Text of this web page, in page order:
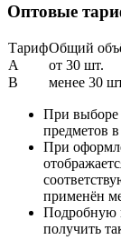
Оптовые
ТарифОбщий
A
от 30 шт.
B
менее 30
При выборе
предметов
При
применён
Подробную
получить